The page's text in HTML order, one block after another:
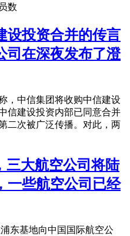
数
设投资合并的传言
司在深夜发布了澄
，中信集团将收购中信建设
信建设投资内部已同意合并
二次被广泛传播。对此，两
三大航空公司将陆
一些航空公司已经
东基地向中国国际航空公